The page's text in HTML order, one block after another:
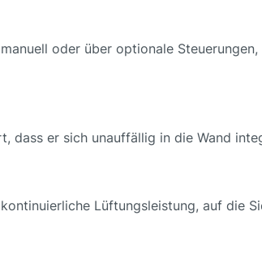
oder über optionale Steuerungen,
dass er sich unauffällig in die Wand
Lüftungsleistung, auf die